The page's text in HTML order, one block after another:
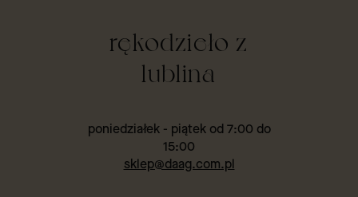
rękodzieło z
lublina
poniedziałek - piątek od 7:00 do
15:00
sklep@daag.com.pl